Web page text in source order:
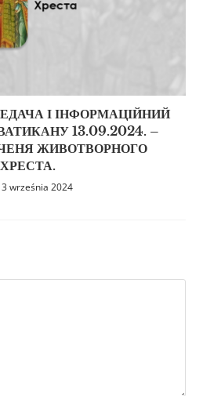
І ІНФОРМАЦІЙНИЙ
13.09.2024. –
ЖИВОТВОРНОГО
ХРЕСТА.
września 2024